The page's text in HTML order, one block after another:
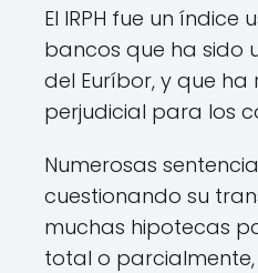
El IRPH fue un índice
bancos que ha sido
del Euríbor, y que ha
perjudicial para los
Numerosas
cuestionando su
muchas hipotecas
total o